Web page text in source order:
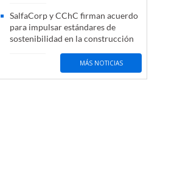
SalfaCorp y CChC firman acuerdo
para impulsar estándares de
sostenibilidad en la construcción
MÁS NOTICIAS